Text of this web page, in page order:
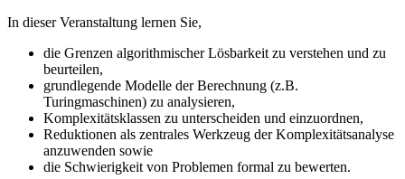
In dieser Veranstaltung lernen Sie,
die Grenzen algorithmischer Lösbarkeit zu verstehen und zu
beurteilen,
grundlegende Modelle der Berechnung (z.B.
Turingmaschinen) zu analysieren,
Komplexitätsklassen zu unterscheiden und einzuordnen,
Reduktionen als zentrales Werkzeug der Komplexitätsanalyse
anzuwenden sowie
die Schwierigkeit von Problemen formal zu bewerten.